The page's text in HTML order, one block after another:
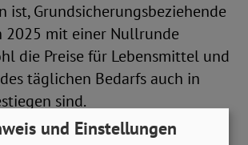
ist, Grundsicherungsbeziehende
2025 mit einer Nullrunde
die Preise für Lebensmittel und
täglichen Bedarfs auch in
sind.
und Einstellungen